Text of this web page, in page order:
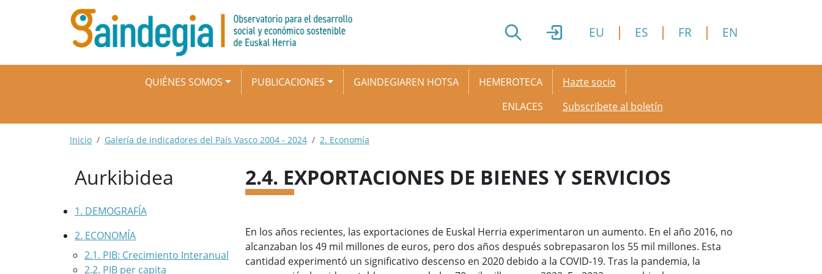
Pasar al contenido principal
EU ES FR EN
Navegación principal
QUIÉNES SOMOS PUBLICACIONES GAINDEGIAREN HOTSA
HEMEROTECA
ENLACES
Secondary menu
Hazte socio
Subscribete al boletín
Ruta de navegación
Inicio Galería de indicadores del País Vasco 2004 - 2024 2. Economía
Aurkibidea
1. DEMOGRAFÍA
2. ECONOMÍA
2.1. PIB: Crecimiento Interanual
2.2. PIB per capita
2.4. EXPORTACIONES DE BIENES Y SERVICIOS
En los años recientes, las exportaciones de Euskal Herria experimentaron un aumento. En el año 2016, no
alcanzaban los 49 mil millones de euros, pero dos años después sobrepasaron los 55 mil millones. Esta
cantidad experimentó un significativo descenso en 2020 debido a la COVID-19. Tras la pandemia, la